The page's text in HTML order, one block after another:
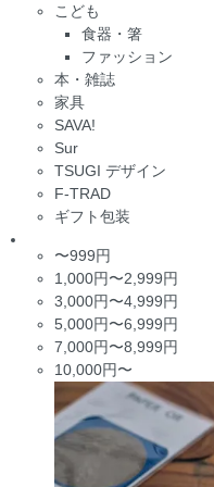
こども
食器・箸
ファッション
本・雑誌
家具
SAVA!
Sur
TSUGI デザイン
F-TRAD
ギフト包装
〜999円
1,000円〜2,999円
3,000円〜4,999円
5,000円〜6,999円
7,000円〜8,999円
10,000円〜